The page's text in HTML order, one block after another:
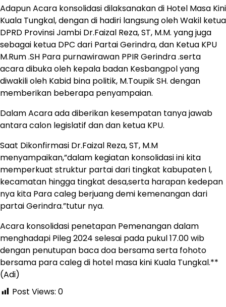
Adapun Acara konsolidasi dilaksanakan di Hotel Masa Kini
Kuala Tungkal, dengan di hadiri langsung oleh Wakil ketua
DPRD Provinsi Jambi Dr.Faizal Reza, ST, M.M. yang juga
sebagai ketua DPC dari Partai Gerindra, dan Ketua KPU
M.Rum .SH Para purnawirawan PPIR Gerindra .serta
acara dibuka oleh kepala badan Kesbangpol yang
diwakili oleh Kabid bina politik, M.Toupik SH. dengan
memberikan beberapa penyampaian.
Dalam Acara ada diberikan kesempatan tanya jawab
antara calon legislatif dan dan ketua KPU.
Saat Dikonfirmasi Dr.Faizal Reza, ST, M.M
menyampaikan,”dalam kegiatan konsolidasi ini kita
memperkuat struktur partai dari tingkat kabupaten l,
kecamatan hingga tingkat desa,serta harapan kedepan
nya kita Para caleg berjuang demi kemenangan dari
partai Gerindra.”tutur nya.
Acara konsolidasi penetapan Pemenangan dalam
menghadapi Pileg 2024 selesai pada pukul 17.00 wib
dengan penutupan baca doa bersama serta fohoto
bersama para caleg di hotel masa kini Kuala Tungkal.**
(Adi)
Post Views: 0